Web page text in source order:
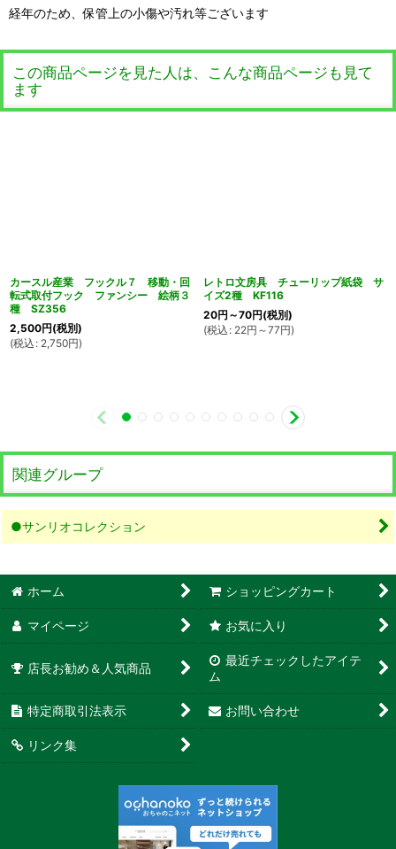
経年のため、保管上の小傷や汚れ等ございます
この商品ページを見た人は、こんな商品ページも見て
ます
カースル産業 フックル７ 移動・回
転式取付フック ファンシー 絵柄３
種 SZ356
2,500円(税別)
(税込 : 2,750円)
レトロ文房具 チューリップ紙袋 サ
イズ2種 KF116
20円 ～70円(税別)
(税込 : 22円 ～77円)
関連グループ
●サンリオコレクション
ホーム ショッピングカート
マイページ お気に入り
店長お勧め＆人気商品
最近チェックしたアイテ
ム
特定商取引法表示 お問い合わせ
リンク集